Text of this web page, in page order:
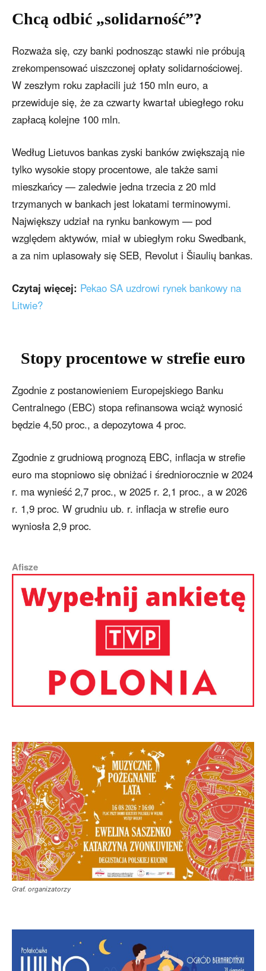
Chcą odbić „solidarność”?
Rozważa się, czy banki podnosząc stawki nie próbują
zrekompensować uiszczonej opłaty solidarnościowej.
W zeszłym roku zapłacili już 150 mln euro, a
przewiduje się, że za czwarty kwartał ubiegłego roku
zapłacą kolejne 100 mln.
Według Lietuvos bankas zyski banków zwiększają nie
tylko wysokie stopy procentowe, ale także sami
mieszkańcy — zaledwie jedna trzecia z 20 mld
trzymanych w bankach jest lokatami terminowymi.
Największy udział na rynku bankowym — pod
względem aktywów, miał w ubiegłym roku Swedbank,
a za nim uplasowały się SEB, Revolut i Šiaulių bankas.
Czytaj więcej: Pekao SA uzdrowi rynek bankowy na
Litwie?
Stopy procentowe w strefie euro
Zgodnie z postanowieniem Europejskiego Banku
Centralnego (EBC) stopa refinansowa wciąż wynosić
będzie 4,50 proc., a depozytowa 4 proc.
Zgodnie z grudniową prognozą EBC, inflacja w strefie
euro ma stopniowo się obniżać i średniorocznie w 2024
r. ma wynieść 2,7 proc., w 2025 r. 2,1 proc., a w 2026
r. 1,9 proc. W grudniu ub. r. inflacja w strefie euro
wyniosła 2,9 proc.
Afisze
Graf. organizatorzy